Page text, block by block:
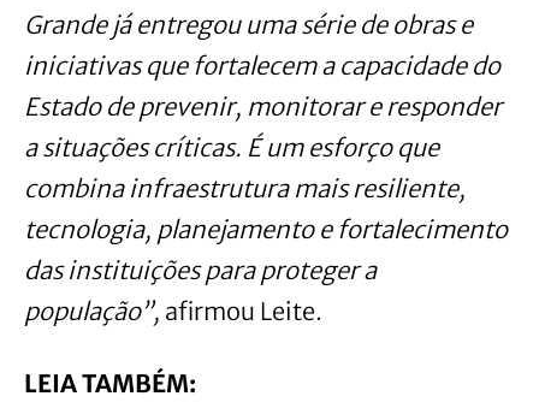
Grande já entregou uma série de obras e
iniciativas que fortalecem a capacidade do
Estado de prevenir, monitorar e responder
a situações críticas. É um esforço que
combina infraestrutura mais resiliente,
tecnologia, planejamento e fortalecimento
das instituições para proteger a
população”, afirmou Leite.
LEIA TAMBÉM: